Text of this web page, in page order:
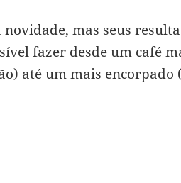
mas seus
fazer desde um café
até um mais encorpado